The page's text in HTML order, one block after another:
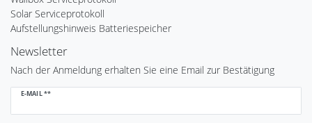
Solar Serviceprotokoll
Aufstellungshinweis Batteriespeicher
Newsletter
Nach der Anmeldung erhalten Sie eine Email zur Bestätigung
E-MAIL **
Newsletter